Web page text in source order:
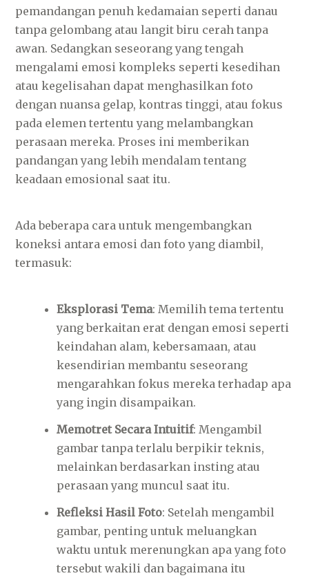
pemandangan penuh kedamaian seperti danau
tanpa gelombang atau langit biru cerah tanpa
awan. Sedangkan seseorang yang tengah
mengalami emosi kompleks seperti kesedihan
atau kegelisahan dapat menghasilkan foto
dengan nuansa gelap, kontras tinggi, atau fokus
pada elemen tertentu yang melambangkan
perasaan mereka. Proses ini memberikan
pandangan yang lebih mendalam tentang
keadaan emosional saat itu.
Ada beberapa cara untuk mengembangkan
koneksi antara emosi dan foto yang diambil,
termasuk:
Eksplorasi Tema: Memilih tema tertentu
yang berkaitan erat dengan emosi seperti
keindahan alam, kebersamaan, atau
kesendirian membantu seseorang
mengarahkan fokus mereka terhadap apa
yang ingin disampaikan.
Memotret Secara Intuitif: Mengambil
gambar tanpa terlalu berpikir teknis,
melainkan berdasarkan insting atau
perasaan yang muncul saat itu.
Refleksi Hasil Foto: Setelah mengambil
gambar, penting untuk meluangkan
waktu untuk merenungkan apa yang foto
tersebut wakili dan bagaimana itu